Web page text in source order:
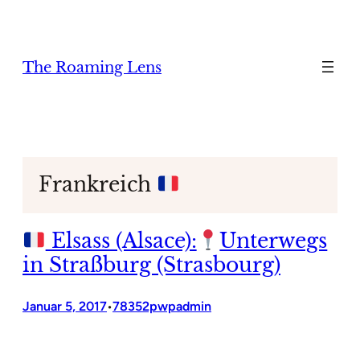
The Roaming Lens
Frankreich
Elsass (Alsace):
Unterwegs
in Straßburg (Strasbourg)
Januar 5, 2017•78352pwpadmin